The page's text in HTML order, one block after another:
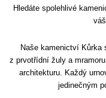
Hledáte spolehlivé
Naše kamenictví Kůrka
z prvotřídní žuly a
architekturu. Každý
jedinečným